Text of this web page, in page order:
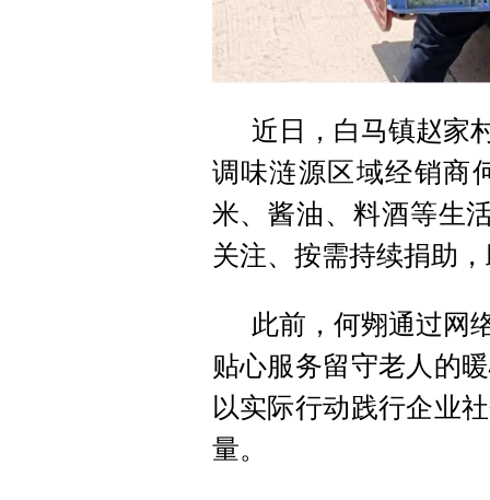
近日，白马镇赵家
调味涟源区域经销商
米、酱油、料酒等生
关注、按需持续捐助
此前，何翙通过网
贴心服务留守老人的
以实际行动践行企业
量。